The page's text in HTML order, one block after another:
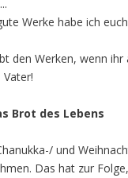
Werke habe ich
den Werken, wenn
Brot des Lebens
und
Das hat zur